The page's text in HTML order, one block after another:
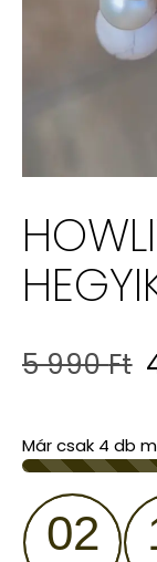
5 990Ft
5
Már csak 4 db
02